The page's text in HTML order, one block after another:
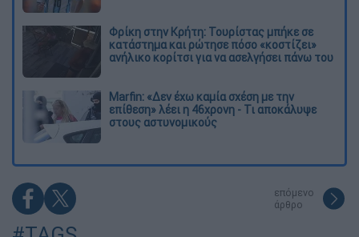
Φρίκη στην Κρήτη: Τουρίστας μπήκε σε
κατάστημα και ρώτησε πόσο «κοστίζει»
ανήλικο κορίτσι για να ασελγήσει πάνω του
Marfin: «Δεν έχω καμία σχέση με την
επίθεση» λέει η 46χρονη - Τι αποκάλυψε
στους αστυνομικούς
επόμενο
άρθρο